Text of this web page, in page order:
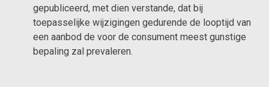
gepubliceerd, met dien verstande, dat bij
toepasselijke wijzigingen gedurende de looptijd van
een aanbod de voor de consument meest gunstige
bepaling zal prevaleren.